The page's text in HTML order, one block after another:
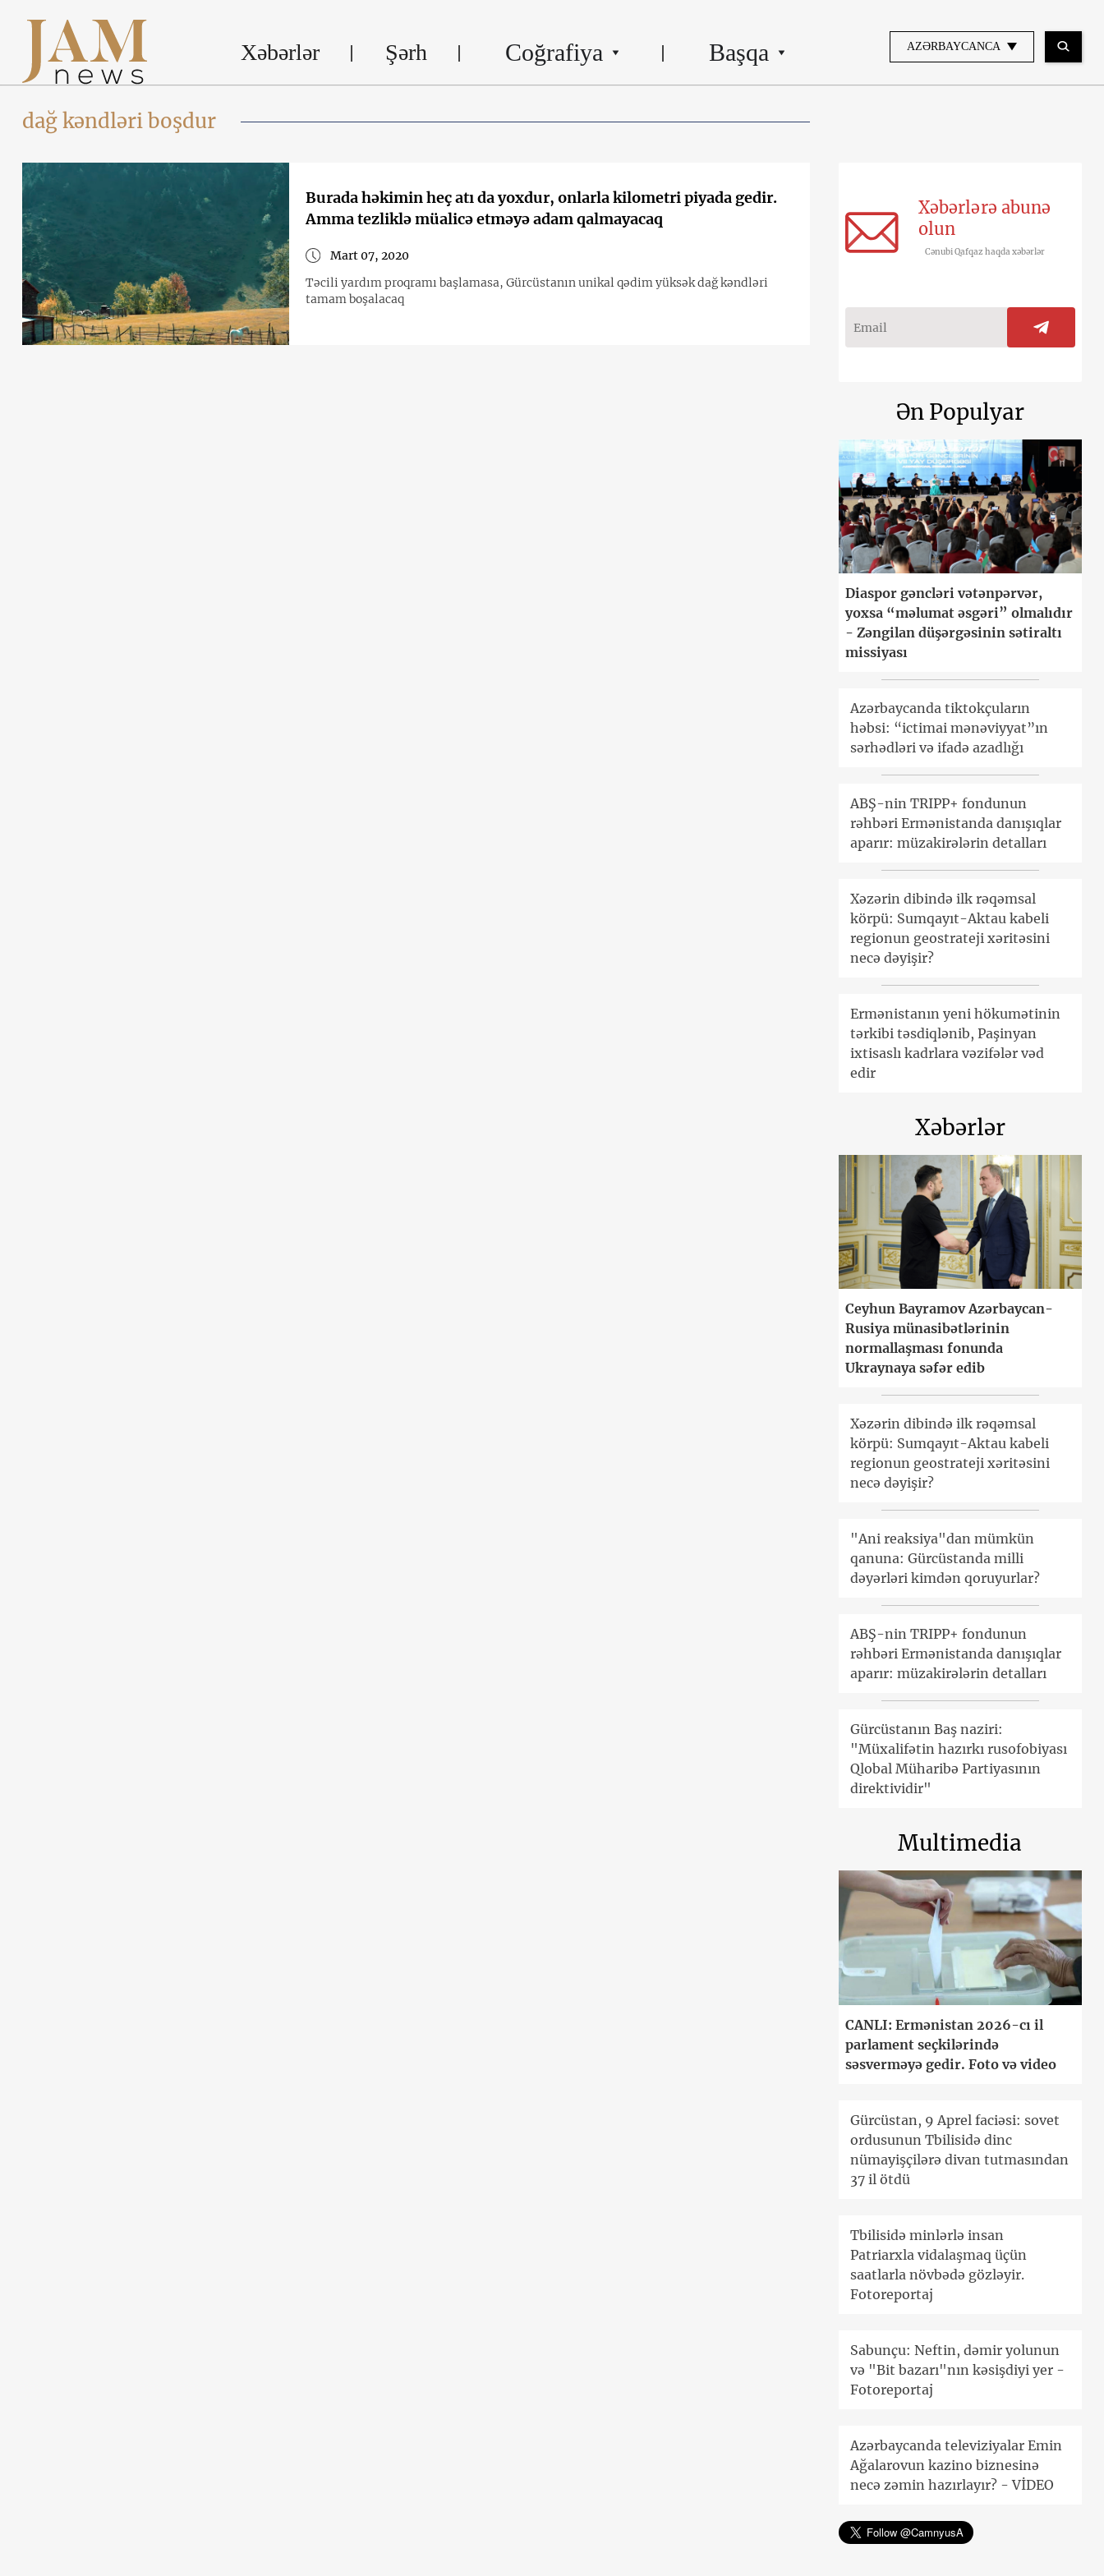
Xəbərlər Şərh Coğrafiya Başqa AZƏRBAYCANCA
dağ kəndləri boşdur
Burada həkimin heç atı da yoxdur, onlarla kilometri piyada gedir.
Amma tezliklə müalicə etməyə adam qalmayacaq
Mart 07, 2020
Təcili yardım proqramı başlamasa, Gürcüstanın unikal qədim yüksək dağ kəndləri
tamam boşalacaq
Xəbərlərə abunə
olun
Cənubi Qafqaz haqda xəbərlər
Ən Populyar
Diaspor gəncləri vətənpərvər,
yoxsa “məlumat əsgəri” olmalıdır
- Zəngilan düşərgəsinin sətiraltı
missiyası
Azərbaycanda tiktokçuların
həbsi: “ictimai mənəviyyat”ın
sərhədləri və ifadə azadlığı
ABŞ-nin TRIPP+ fondunun
rəhbəri Ermənistanda danışıqlar
aparır: müzakirələrin detalları
Xəzərin dibində ilk rəqəmsal
körpü: Sumqayıt-Aktau kabeli
regionun geostrateji xəritəsini
necə dəyişir?
Ermənistanın yeni hökumətinin
tərkibi təsdiqlənib, Paşinyan
ixtisaslı kadrlara vəzifələr vəd
edir
Xəbərlər
Ceyhun Bayramov Azərbaycan-
Rusiya münasibətlərinin
normallaşması fonunda
Ukraynaya səfər edib
Xəzərin dibində ilk rəqəmsal
körpü: Sumqayıt-Aktau kabeli
regionun geostrateji xəritəsini
necə dəyişir?
"Ani reaksiya"dan mümkün
qanuna: Gürcüstanda milli
dəyərləri kimdən qoruyurlar?
ABŞ-nin TRIPP+ fondunun
rəhbəri Ermənistanda danışıqlar
aparır: müzakirələrin detalları
Gürcüstanın Baş naziri:
"Müxalifətin hazırkı rusofobiyası
Qlobal Müharibə Partiyasının
direktividir"
Multimedia
CANLI: Ermənistan 2026-cı il
parlament seçkilərində
səsverməyə gedir. Foto və video
Gürcüstan, 9 Aprel faciəsi: sovet
ordusunun Tbilisidə dinc
nümayişçilərə divan tutmasından
37 il ötdü
Tbilisidə minlərlə insan
Patriarxla vidalaşmaq üçün
saatlarla növbədə gözləyir.
Fotoreportaj
Sabunçu: Neftin, dəmir yolunun
və "Bit bazarı"nın kəsişdiyi yer -
Fotoreportaj
Azərbaycanda televiziyalar Emin
Ağalarovun kazino biznesinə
necə zəmin hazırlayır? - VİDEO